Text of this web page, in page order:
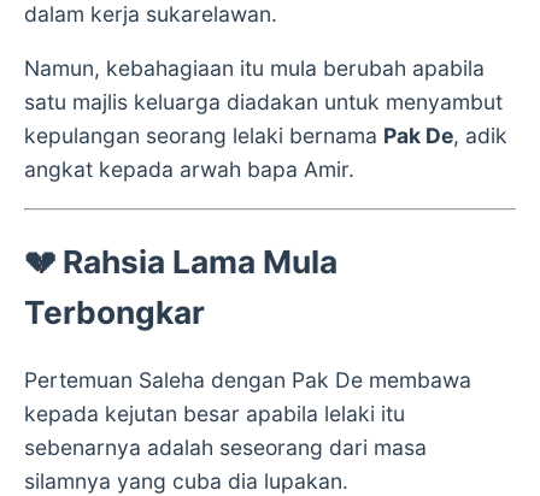
dalam kerja sukarelawan.
Namun, kebahagiaan itu mula berubah apabila
satu majlis keluarga diadakan untuk menyambut
kepulangan seorang lelaki bernama Pak De, adik
angkat kepada arwah bapa Amir.
💔 Rahsia Lama Mula
Terbongkar
Pertemuan Saleha dengan Pak De membawa
kepada kejutan besar apabila lelaki itu
sebenarnya adalah seseorang dari masa
silamnya yang cuba dia lupakan.